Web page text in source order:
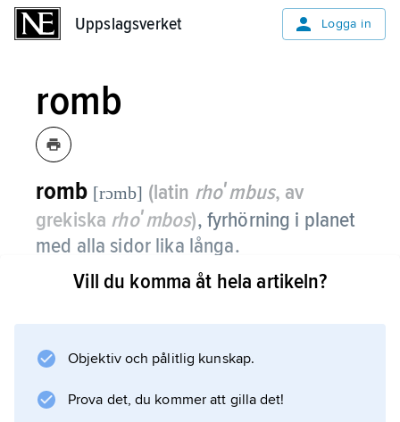
Uppslagsverket Logga in
romb
romb [rɔmb] (latin rhoʹmbus, av
grekiska rhoʹmbos), fyrhörning i planet
med alla sidor lika långa.
Kvadraten är en rätvinklig romb.
Vill du komma åt hela artikeln?
Objektiv och pålitlig kunskap.
Prova det, du kommer att gilla det!